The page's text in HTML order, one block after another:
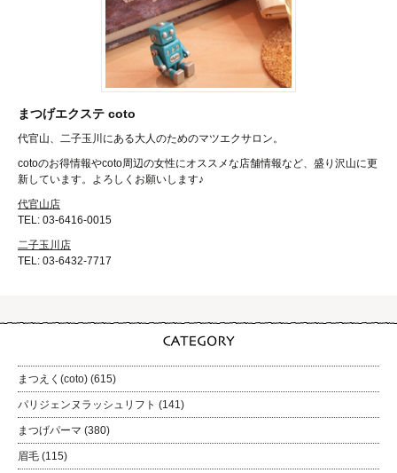
まつげエクステ coto
代官山、二子玉川にある大人のためのマツエクサロン。
cotoのお得情報やcoto周辺の女性にオススメな店舗情報など、盛り沢山に更
新しています。よろしくお願いします♪
代官山店
TEL: 03-6416-0015
二子玉川店
TEL: 03-6432-7717
まつえく(coto) (615)
パリジェンヌラッシュリフト (141)
まつげパーマ (380)
眉毛 (115)